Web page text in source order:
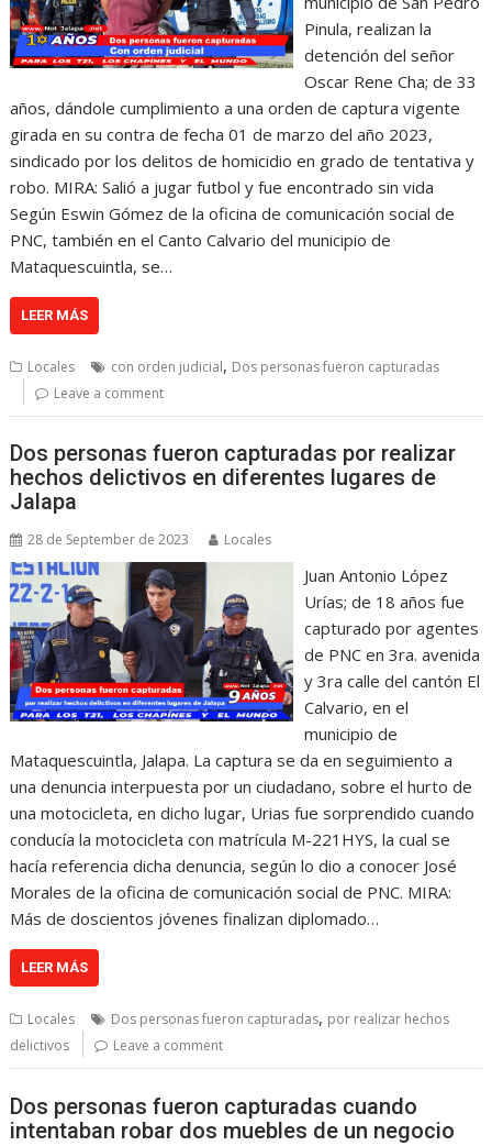
Pinula, realizan la
detención del señor
Oscar Rene Cha; de 33
años, dándole cumplimiento a una orden de captura vigente
girada en su contra de fecha 01 de marzo del año 2023,
sindicado por los delitos de homicidio en grado de tentativa y
robo. MIRA: Salió a jugar futbol y fue encontrado sin vida
Según Eswin Gómez de la oficina de comunicación social de
PNC, también en el Canto Calvario del municipio de
Mataquescuintla, se…
LEER MÁS
Locales con orden judicial, Dos personas fueron capturadas
Leave a comment
Dos personas fueron capturadas por realizar
hechos delictivos en diferentes lugares de
Jalapa
28 de September de 2023 Locales
Juan Antonio López
Urías; de 18 años fue
capturado por agentes
de PNC en 3ra. avenida
y 3ra calle del cantón El
Calvario, en el
municipio de
Mataquescuintla, Jalapa. La captura se da en seguimiento a
una denuncia interpuesta por un ciudadano, sobre el hurto de
una motocicleta, en dicho lugar, Urias fue sorprendido cuando
conducía la motocicleta con matrícula M-221HYS, la cual se
hacía referencia dicha denuncia, según lo dio a conocer José
Morales de la oficina de comunicación social de PNC. MIRA:
Más de doscientos jóvenes finalizan diplomado…
LEER MÁS
Locales Dos personas fueron capturadas, por realizar hechos
delictivos
Leave a comment
Dos personas fueron capturadas cuando
intentaban robar dos muebles de un negocio